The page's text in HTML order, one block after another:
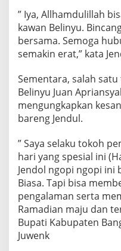
” Iya, Allhamdulillah
kawan Belinyu.
bersama. Semoga
semakin erat,” kata
Sementara, salah
Belinyu Juan
mengungkapkan
bareng Jendul.
” Saya selaku tokoh
hari yang spesial ini
Jendol ngopi ngopi ini
Biasa. Tapi bisa
pengalaman serta
Ramadian maju dan
Bupati Kabupaten
Juwenk